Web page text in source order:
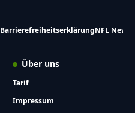
BarrierefreiheitserklärungNFL News
Über uns
Tarif
Impressum